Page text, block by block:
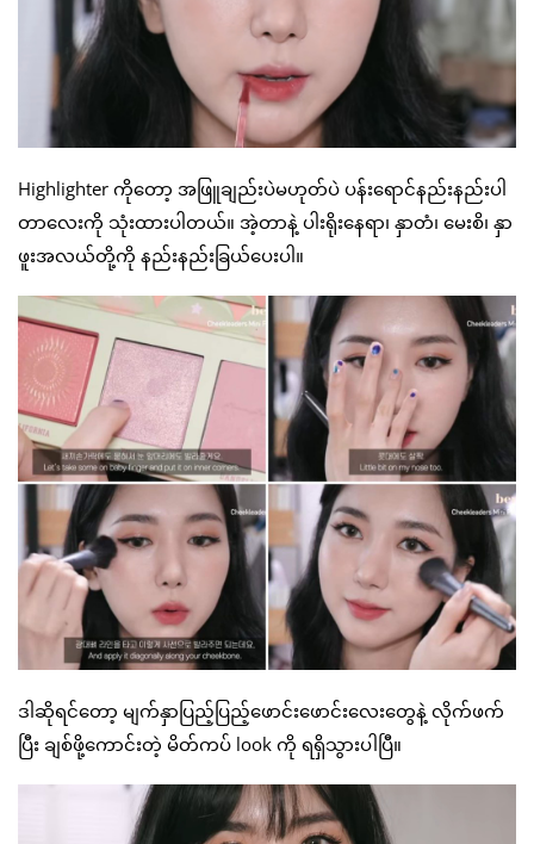
Highlighter ကိုတော့ အဖြူချည်းပဲမဟုတ်ပဲ ပန်းရောင်နည်းနည်းပါ
တာလေးကို သုံးထားပါတယ်။ အဲ့တာနဲ့ ပါးရိုးနေရာ၊ နှာတံ၊ မေးစိ၊ နှာ
ဖူးအလယ်တို့ကို နည်းနည်းခြယ်ပေးပါ။
ဒါဆိုရင်တော့ မျက်နှာပြည့်ပြည့်ဖောင်းဖောင်းလေးတွေနဲ့ လိုက်ဖက်
ပြီး ချစ်ဖို့ကောင်းတဲ့ မိတ်ကပ် look ကို ရရှိသွားပါပြီ။